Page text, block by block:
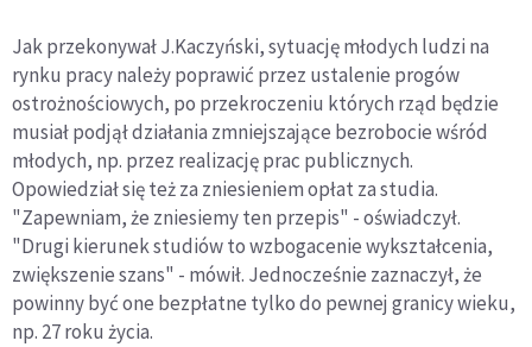
Jak przekonywał J.Kaczyński, sytuację młodych ludzi na
rynku pracy należy poprawić przez ustalenie progów
ostrożnościowych, po przekroczeniu których rząd będzie
musiał podjął działania zmniejszające bezrobocie wśród
młodych, np. przez realizację prac publicznych.
Opowiedział się też za zniesieniem opłat za studia.
"Zapewniam, że zniesiemy ten przepis" - oświadczył.
"Drugi kierunek studiów to wzbogacenie wykształcenia,
zwiększenie szans" - mówił. Jednocześnie zaznaczył, że
powinny być one bezpłatne tylko do pewnej granicy wieku,
np. 27 roku życia.